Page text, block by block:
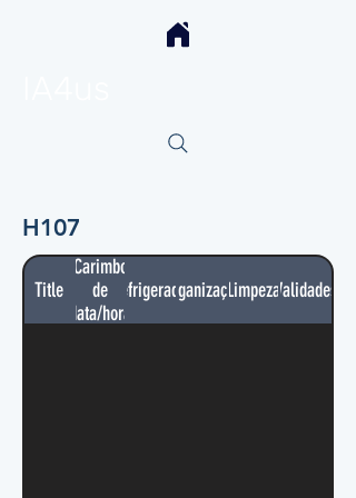
H107
Title
Carimbo
de
data/hora
RefrigeradorOrganizaçãoLimpezaValidades